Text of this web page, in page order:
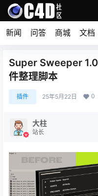
新闻 问答 商城 文档
Super Sweeper
件整理脚本
插件 25年5月22日 0
大柱
站长